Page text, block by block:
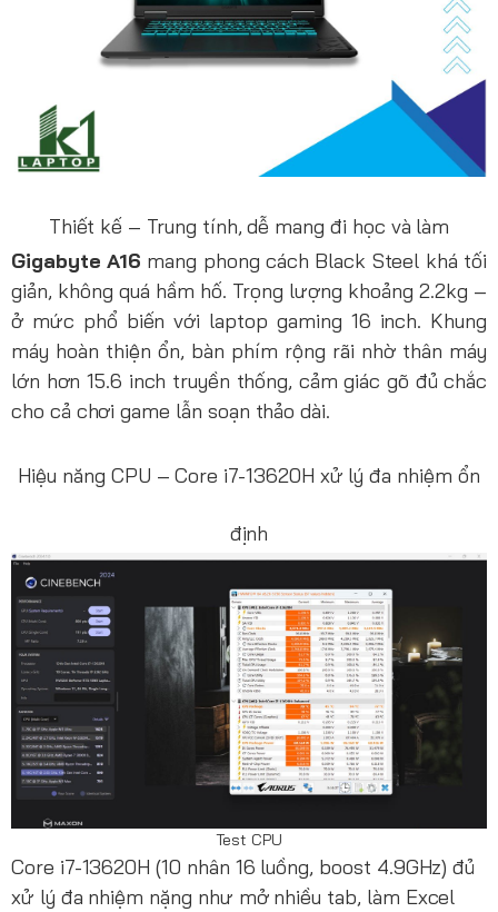
Thiết kế – Trung tính, dễ mang đi học và làm
Gigabyte A16 mang phong cách Black Steel khá tối
giản, không quá hầm hố. Trọng lượng khoảng 2.2kg –
ở mức phổ biến với laptop gaming 16 inch. Khung
máy hoàn thiện ổn, bàn phím rộng rãi nhờ thân máy
lớn hơn 15.6 inch truyền thống, cảm giác gõ đủ chắc
cho cả chơi game lẫn soạn thảo dài.
Hiệu năng CPU – Core i7-13620H xử lý đa nhiệm ổn
định
Test CPU
Core i7-13620H (10 nhân 16 luồng, boost 4.9GHz) đủ
xử lý đa nhiệm nặng như mở nhiều tab, làm Excel